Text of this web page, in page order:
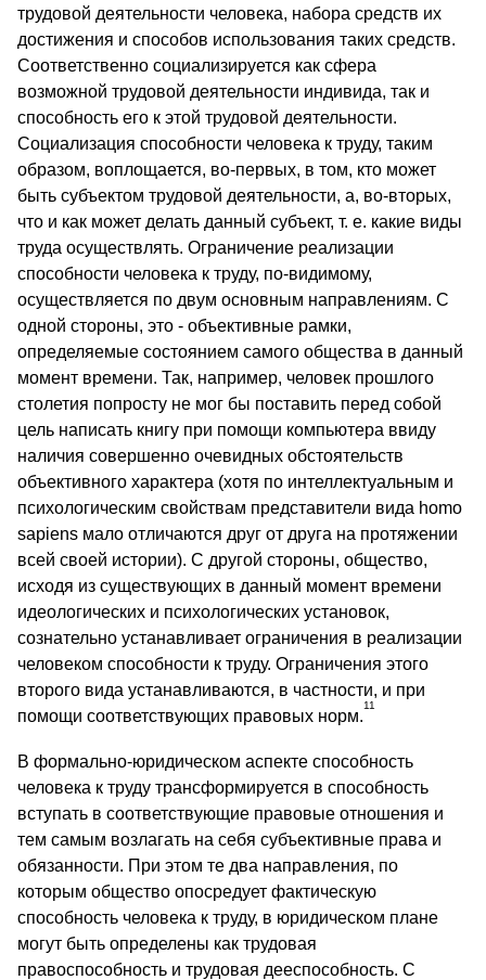
трудовой деятельности человека, набора средств их
достижения и способов использования таких средств.
Соответственно социализируется как сфера
возможной трудовой деятельности индивида, так и
способность его к этой трудовой деятельности.
Социализация способности человека к труду, таким
образом, воплощается, во-первых, в том, кто может
быть субъектом трудовой деятельности, а, во-вторых,
что и как может делать данный субъект, т. е. какие виды
труда осуществлять. Ограничение реализации
способности человека к труду, по-видимому,
осуществляется по двум основным направлениям. С
одной стороны, это - объективные рамки,
определяемые состоянием самого общества в данный
момент времени. Так, например, человек прошлого
столетия попросту не мог бы поставить перед собой
цель написать книгу при помощи компьютера ввиду
наличия совершенно очевидных обстоятельств
объективного характера (хотя по интеллектуальным и
психологическим свойствам представители вида homo
sapiens мало отличаются друг от друга на протяжении
всей своей истории). С другой стороны, общество,
исходя из существующих в данный момент времени
идеологических и психологических установок,
сознательно устанавливает ограничения в реализации
человеком способности к труду. Ограничения этого
второго вида устанавливаются, в частности, и при
помощи соответствующих правовых норм.
11
В формально-юридическом аспекте способность
человека к труду трансформируется в способность
вступать в соответствующие правовые отношения и
тем самым возлагать на себя субъективные права и
обязанности. При этом те два направления, по
которым общество опосредует фактическую
способность человека к труду, в юридическом плане
могут быть определены как трудовая
правоспособность и трудовая дееспособность. С